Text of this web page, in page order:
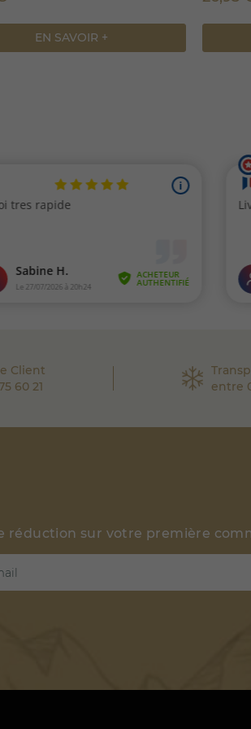
EN SAVOIR +
Client
60 21
entre
réduction sur votre première